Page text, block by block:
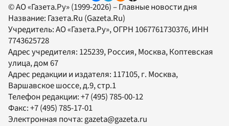
© АО «Газета.Ру» (1999-2026) – Главные новости дня
Название: Газета.Ru (Gazeta.Ru)
Учредитель:АО «Газета.Ру», ОГРН 1067761730376, ИНН
7743625728
Адрес учредителя: 125239, Россия, Москва, Коптевская
улица, дом 67
Адрес редакции и издателя: 117105, г. Москва,
Варшавское шоссе, д.9, стр.1
Телефон редакции:+7 (495) 785-00-12
Факс:+7 (495) 785-17-01
Электронная почта:gazeta@gazeta.ru